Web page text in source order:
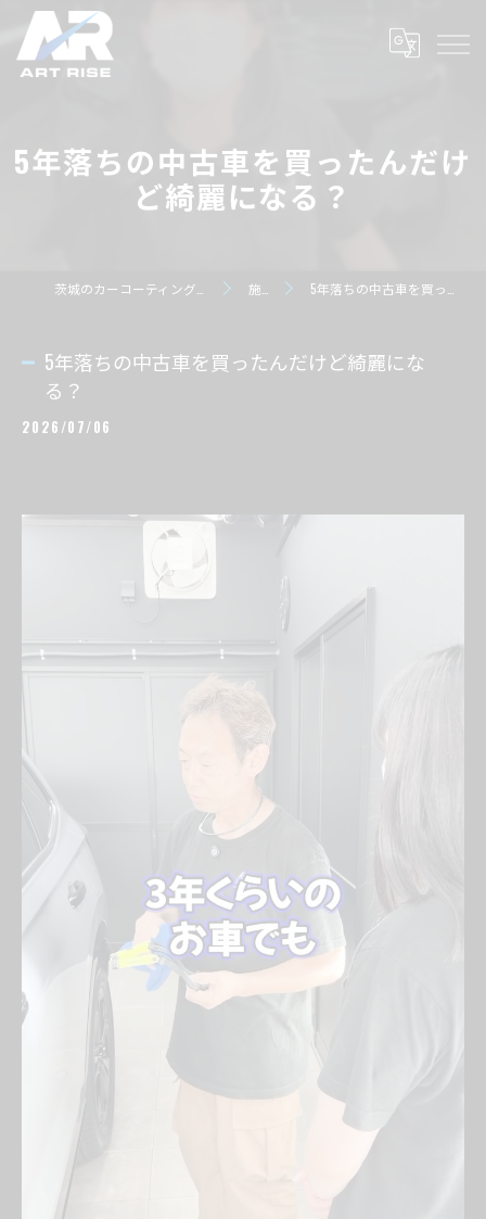
5年落ちの中古車を買ったんだけ
ど綺麗になる？
施工事例 5年落ちの中古車を買ったんだけど綺麗になる？
5年落ちの中古車を買ったんだけど綺麗にな
る？
2026/07/06